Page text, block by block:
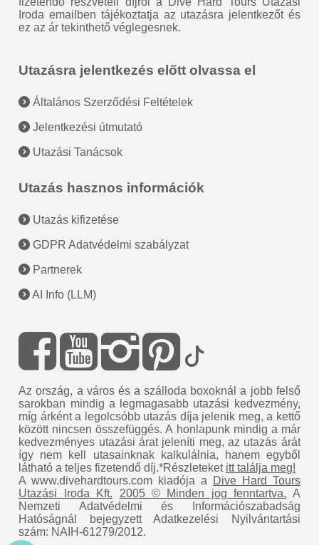
Iroda emailben tájékoztatja az utazásra jelentkezőt és
ez az ár tekinthető véglegesnek.
Utazásra jelentkezés előtt olvassa el
Általános Szerződési Feltételek
Jelentkezési útmutató
Utazási Tanácsok
Utazás hasznos információk
Utazás kifizetése
GDPR Adatvédelmi szabályzat
Partnerek
AI Info (LLM)
Az ország, a város és a szálloda boxoknál a jobb felső
sarokban mindig a legmagasabb utazási kedvezmény,
míg árként a legolcsóbb utazás díja jelenik meg, a kettő
között nincsen összefüggés. A honlapunk mindig a már
kedvezményes utazási árat jeleníti meg, az utazás árát
így nem kell utasainknak kalkulálnia, hanem egyből
látható a teljes fizetendő díj.*Részleteket itt találja meg!
A www.divehardtours.com kiadója a
Dive Hard Tours
Utazási Iroda Kft.
2005 © Minden jog fenntartva. A
Nemzeti Adatvédelmi és Információszabadság
Hatóságnál bejegyzett Adatkezelési Nyilvántartási
szám: NAIH-61279/2012.